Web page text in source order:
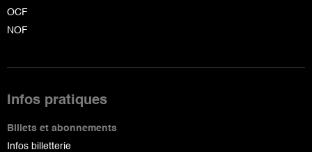
OCF
NOF
Infos pratiques
Billets et abonnements
Infos billetterie